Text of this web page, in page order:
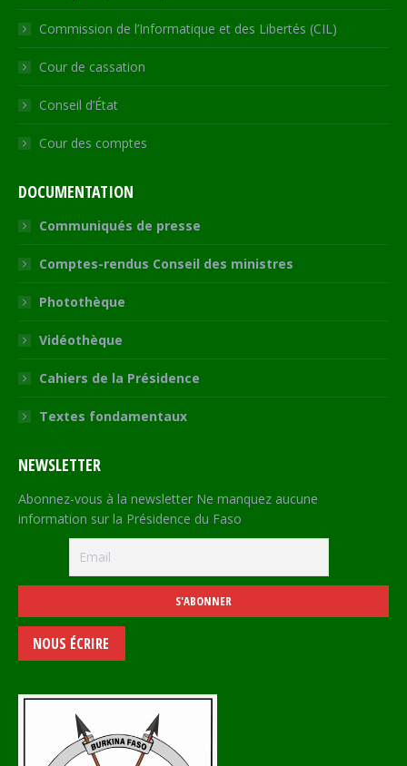
Commission de l’Informatique et des Libertés (CIL)
Cour de cassation
Conseil d’État
Cour des comptes
DOCUMENTATION
Communiqués de presse
Comptes-rendus Conseil des ministres
Photothèque
Vidéothèque
Cahiers de la Présidence
Textes fondamentaux
NEWSLETTER
Abonnez-vous à la newsletter Ne manquez aucune
information sur la Présidence du Faso
NOUS ÉCRIRE